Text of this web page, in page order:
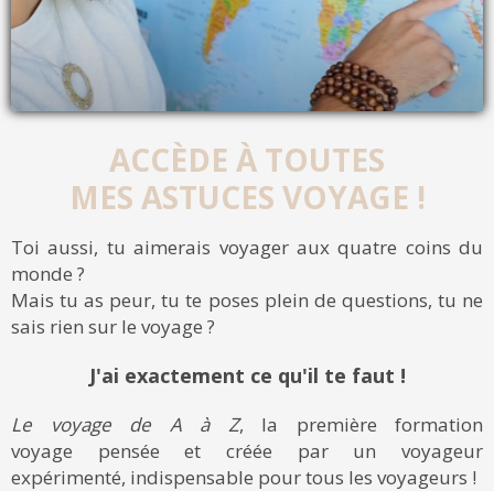
ACCÈDE À TOUTES
MES ASTUCES VOYAGE !
Toi aussi, tu aimerais voyager aux quatre coins du
monde ?
Mais tu as peur, tu te poses plein de questions, tu ne
sais rien sur le voyage ?
J'ai exactement ce qu'il te faut !
Le voyage de A à Z, la première formation
voyage pensée et créée par un voyageur
expérimenté, indispensable pour tous les voyageurs !